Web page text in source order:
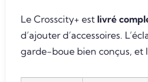
Le Crosscity+ est livré
d’ajouter d’accessoires.
garde-boue bien conçus, et